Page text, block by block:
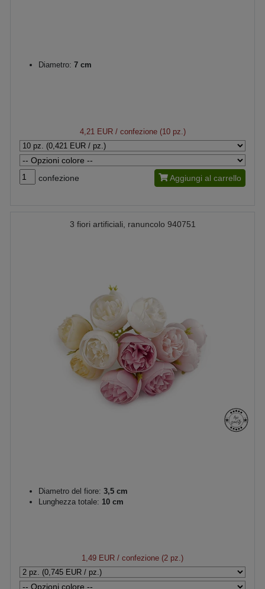
Diametro: 7 cm
4,21 EUR/ confezione (10 pz.)
confezione Aggiungi al carrello
3 fiori artificiali, ranuncolo 940751
Diametro del fiore: 3,5 cm
Lunghezza totale: 10 cm
1,49 EUR / confezione (2 pz.)